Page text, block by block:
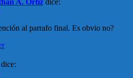
A. Ortiz dice:
al parrafo final. Es obvio no?
dice: